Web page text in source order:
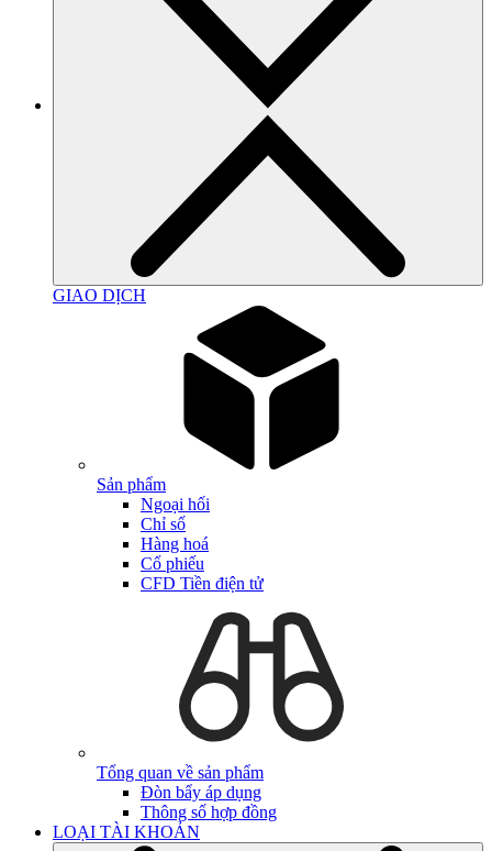
GIAO DỊCH
Sản phẩm
Ngoại hối
Chỉ số
Hàng hoá
Cổ phiếu
CFD Tiền điện tử
Tổng quan về sản phẩm
Đòn bẩy áp dụng
Thông số hợp đồng
LOẠI TÀI KHOẢN